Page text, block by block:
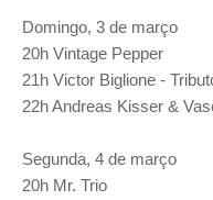
Domingo, 3 de março
20h Vintage Pepper
21h Victor Biglione -
22h Andreas Kisser &
Segunda, 4 de março
20h Mr. Trio